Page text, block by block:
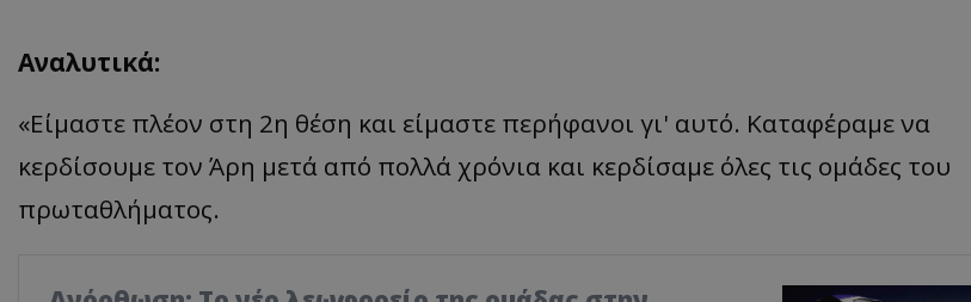
Αναλυτικά:
«Είμαστε πλέον στη 2η θέση και είμαστε περήφανοι γι' αυτό. Καταφέραμε να
κερδίσουμε τον Άρη μετά από πολλά χρόνια και κερδίσαμε όλες τις ομάδες του
πρωταθλήματος.